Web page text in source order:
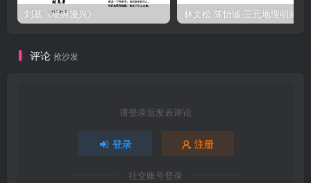
刘基《堪舆漫兴》
评论 抢沙发
请登录后发表评论
登录 注册
社交账号登录